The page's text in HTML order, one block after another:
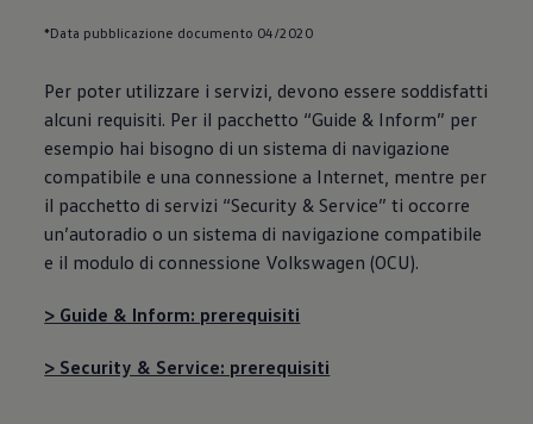
*Data pubblicazione documento 04/2020
Per poter utilizzare i servizi, devono essere soddisfatti
alcuni requisiti. Per il pacchetto “Guide & Inform” per
esempio hai bisogno di un sistema di navigazione
compatibile e una connessione a Internet, mentre per
il pacchetto di servizi “Security & Service” ti occorre
un’autoradio o un sistema di navigazione compatibile
e il modulo di connessione Volkswagen (OCU).
> Guide & Inform: prerequisiti
> Security & Service: prerequisiti